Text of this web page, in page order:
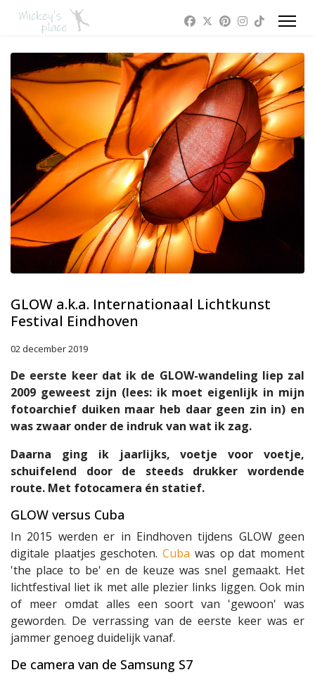
GLOW a.k.a. Internationaal Lichtkunst
Festival Eindhoven
02 december 2019
De eerste keer dat ik de GLOW-wandeling liep zal
2009 geweest zijn (lees: ik moet eigenlijk in mijn
fotoarchief duiken maar heb daar geen zin in) en
was zwaar onder de indruk van wat ik zag.
Daarna ging ik jaarlijks, voetje voor voetje,
schuifelend door de steeds drukker wordende
route. Met fotocamera én statief.
GLOW versus Cuba
In 2015 werden er in Eindhoven tijdens GLOW geen
digitale plaatjes geschoten.Cuba was op dat moment
'the place to be' en de keuze was snel gemaakt. Het
lichtfestival liet ik met alle plezier links liggen. Ook min
of meer omdat alles een soort van 'gewoon' was
geworden. De verrassing van de eerste keer was er
jammer genoeg duidelijk vanaf.
De camera van de Samsung S7